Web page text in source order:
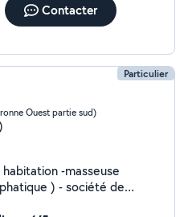
Contacter
Particulier
Ouest partie sud)
-masseuse
) - société de